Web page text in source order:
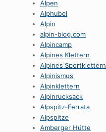
Alpen
Alphubel
Alpin
alpin-blog.com
Alpincamp
Alpines Klettern
Alpines Sportklettern
Alpinismus
Alpinklettern
Alpinrucksack
Alpspitz-Ferrata
Alpspitze
Amberger Hütte